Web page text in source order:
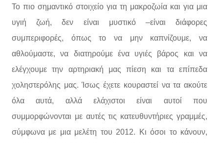
Το πιο σημαντικό στοιχείο για τη μακροζωία και για μια
υγιή ζωή, δεν είναι μυστικό –είναι διάφορες
συμπεριφορές, όπως το να μην καπνίζουμε, να
αθλούμαστε, να διατηρούμε ένα υγιές βάρος και να
ελέγχουμε την αρτηριακή μας πίεση και τα επίπεδα
χοληστερόλης μας. Ίσως έχετε κουραστεί να τα ακούτε
όλα αυτά, αλλά ελάχιστοι είναι αυτοί που
συμμορφώνονται με αυτές τις κατευθυντήριες γραμμές,
σύμφωνα με μια μελέτη του 2012. Κι όσοι το κάνουν,